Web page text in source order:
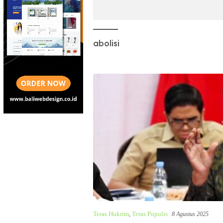
abolisi
Teras Hukrim, Teras Populis 8 Agustus 2025